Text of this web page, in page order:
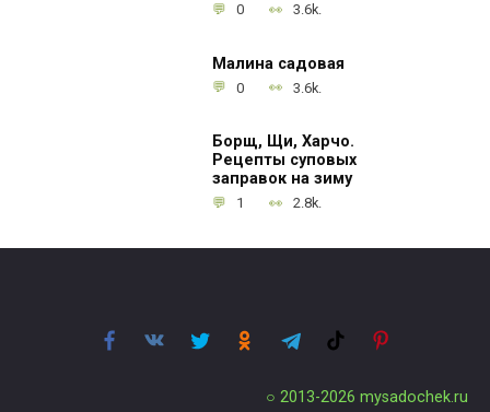
0 3.6k.
Малина садовая
0 3.6k.
Борщ, Щи, Харчо.
Рецепты суповых
заправок на зиму
1 2.8k.
○ 2013-2026 mysadochek.ru